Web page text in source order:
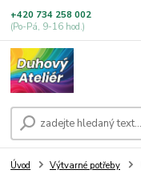
+420 734 258 002
(Po-Pá, 9-16 hod.)
Úvod Výtvarné potřeby